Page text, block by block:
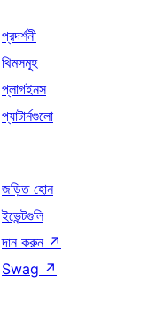
প্রদর্শনী
থিমসমূহ
প্লাগইনস
প্যাটার্নগুলো
জড়িত হোন
ইভেন্টগুলি
দান করুন ↗
Swag ↗